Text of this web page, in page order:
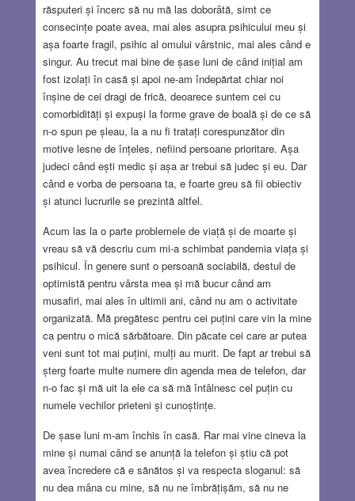
răsputeri și încerc să nu mă las doborâtă, simt ce
consecințe poate avea, mai ales asupra psihicului meu și
așa foarte fragil, psihic al omului vârstnic, mai ales când e
singur. Au trecut mai bine de șase luni de când inițial am
fost izolați în casă și apoi ne-am îndepărtat chiar noi
înșine de cei dragi de frică, deoarece suntem cei cu
comorbidități și expuși la forme grave de boală și de ce să
n-o spun pe șleau, la a nu fi tratați corespunzător din
motive lesne de înțeles, nefiind persoane prioritare. Așa
judeci când ești medic și așa ar trebui să judec și eu. Dar
când e vorba de persoana ta, e foarte greu să fii obiectiv
și atunci lucrurile se prezintă altfel.
Acum las la o parte problemele de viață și de moarte și
vreau să vă descriu cum mi-a schimbat pandemia viața și
psihicul. În genere sunt o persoană sociabilă, destul de
optimistă pentru vârsta mea și mă bucur când am
musafiri, mai ales în ultimii ani, când nu am o activitate
organizată. Mă pregătesc pentru cei puțini care vin la mine
ca pentru o mică sărbătoare. Din păcate cei care ar putea
veni sunt tot mai puțini, mulți au murit. De fapt ar trebui să
șterg foarte multe numere din agenda mea de telefon, dar
n-o fac și mă uit la ele ca să mă întâlnesc cel puțin cu
numele vechilor prieteni și cunoștințe.
De șase luni m-am închis în casă. Rar mai vine cineva la
mine și numai când se anunță la telefon și știu că pot
avea încredere că e sănătos și va respecta sloganul: să
nu dea mâna cu mine, să nu ne îmbrățișăm, să nu ne